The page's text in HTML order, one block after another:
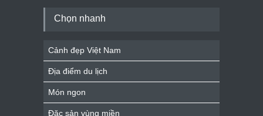
Chọn nhanh
Cảnh đẹp Việt Nam
Địa điểm du lịch
Món ngon
Đặc sản vùng miền